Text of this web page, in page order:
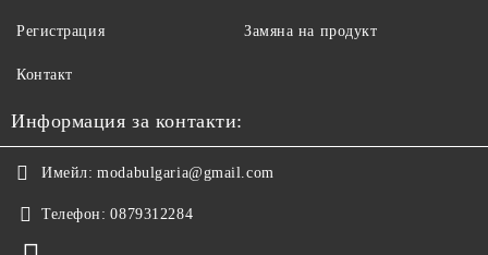
Регистрация
Контакт
Замяна на продукт
Информация за контакти:
Имейл: modabulgaria@gmail.com
Телефон: 0879312284